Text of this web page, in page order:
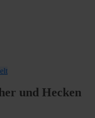
und Hecken